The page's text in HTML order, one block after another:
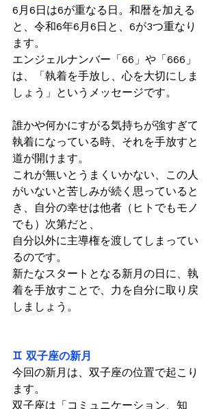
6月6日は6が重なる日。和暦を加える
と、令和6年6月6日と、6が3つ重なり
ます。
エンジェルナンバー「66」や「666」
は、「執着を手放し、心を大切にしま
しょう」というメッセージです。
誰かや何かにすがる気持ちが強すぎて
執着になっている時、それを手放すと
道が開けます。
これが無いとうまくいかない、この人
がいないと苦しみが続く思っていると
き、自分の幸せは他者（ヒトでもモノ
でも）次第だと、
自分以外に主導権を渡してしまってい
るのです。
新たなスタートとなる新月の日に、執
着を手放すことで、力を自分に取り戻
しましょう。
♊  双子座の新月
今回の新月は、双子座の位置で起こり
ます。
双子座は「コミュニケーション、知